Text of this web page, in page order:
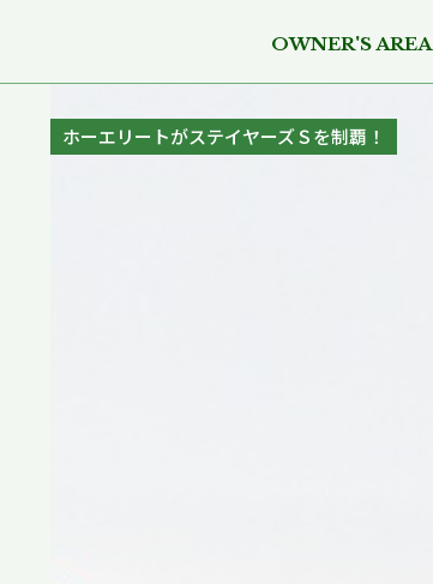
OWNER'S AREA
ティントレットが優駿スプリントを制覇！